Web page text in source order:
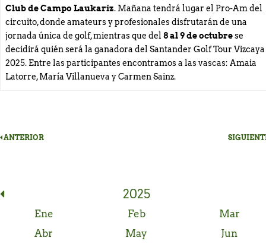
Club de Campo Laukariz. Mañana tendrá lugar el Pro-Am del
circuito, donde amateurs y profesionales disfrutarán de una
jornada única de golf, mientras que del 8 al 9 de octubrese
decidirá quién será la ganadora del Santander Golf Tour Vizcaya
2025. Entre las participantes encontramos a las vascas: Amaia
Latorre, María Villanueva y Carmen Sainz.
ANTERIOR
2025
Ene Feb
Mar
Abr
May
Jun